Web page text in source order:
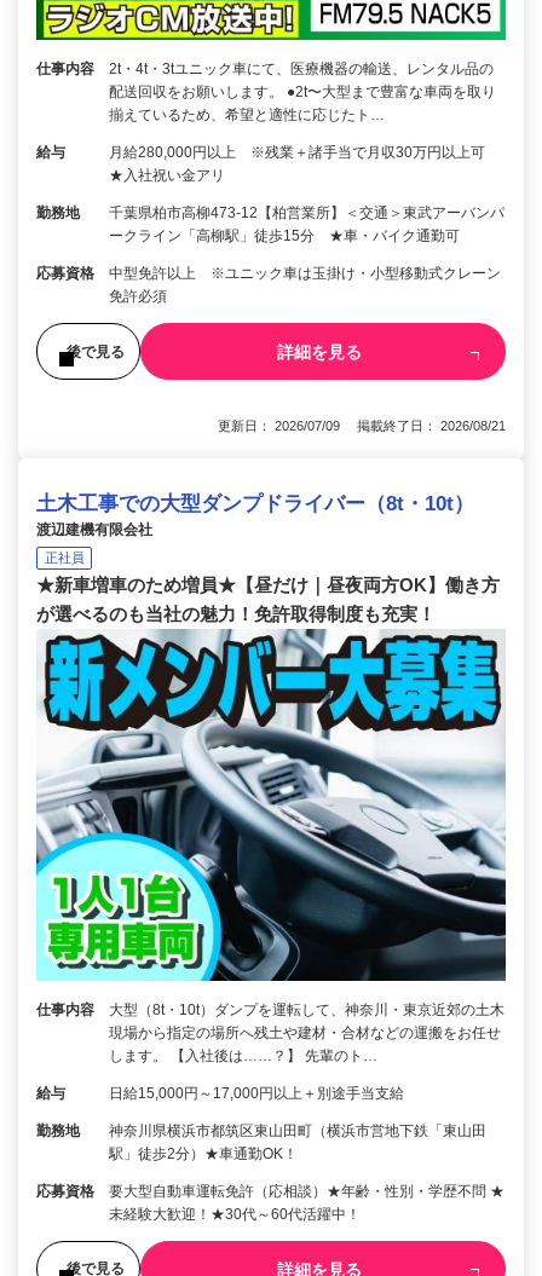
仕事内容
2t・4t・3tユニック車にて、医療機器の輸送、レンタル品の
配送回収をお願いします。 ●2t〜大型まで豊富な車両を取り
揃えているため、希望と適性に応じたト…
給与
月給280,000円以上 ※残業＋諸手当で月収30万円以上可
★入社祝い金アリ
勤務地
千葉県柏市高柳473-12【柏営業所】＜交通＞東武アーバンパ
ークライン「高柳駅」徒歩15分 ★車・バイク通勤可
応募資格
中型免許以上 ※ユニック車は玉掛け・小型移動式クレーン
免許必須
後で見る 詳細を見る
更新日： 2026/07/09 掲載終了日： 2026/08/21
土木工事での大型ダンプドライバー（8t・10t）
渡辺建機有限会社
正社員
★新車増車のため増員★【昼だけ｜昼夜両方OK】働き方
が選べるのも当社の魅力！免許取得制度も充実！
仕事内容
大型（8t・10t）ダンプを運転して、神奈川・東京近郊の土木
現場から指定の場所へ残土や建材・合材などの運搬をお任せ
します。 【入社後は……？】 先輩のト…
給与 日給15,000円～17,000円以上＋別途手当支給
勤務地
神奈川県横浜市都筑区東山田町（横浜市営地下鉄「東山田
駅」徒歩2分）★車通勤OK！
応募資格
要大型自動車運転免許（応相談）★年齢・性別・学歴不問 ★
未経験大歓迎！★30代～60代活躍中！
後で見る 詳細を見る